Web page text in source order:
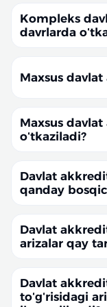
Kompleks
davrlarda
Maxsus
Maxsus
oʻtkaziladi?
boshlanishidan
Davlat
qanday
qaror qabul
Davlat
arizalar qay
Davlat
toʻgʻrisidagi